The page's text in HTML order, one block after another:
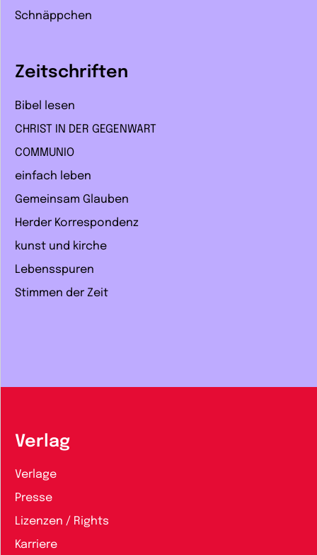
Schnäppchen
Zeitschriften
Bibel lesen
CHRIST IN DER GEGENWART
COMMUNIO
einfach leben
Gemeinsam Glauben
Herder Korrespondenz
kunst und kirche
Lebensspuren
Stimmen der Zeit
Verlag
Verlage
Presse
Lizenzen / Rights
Karriere